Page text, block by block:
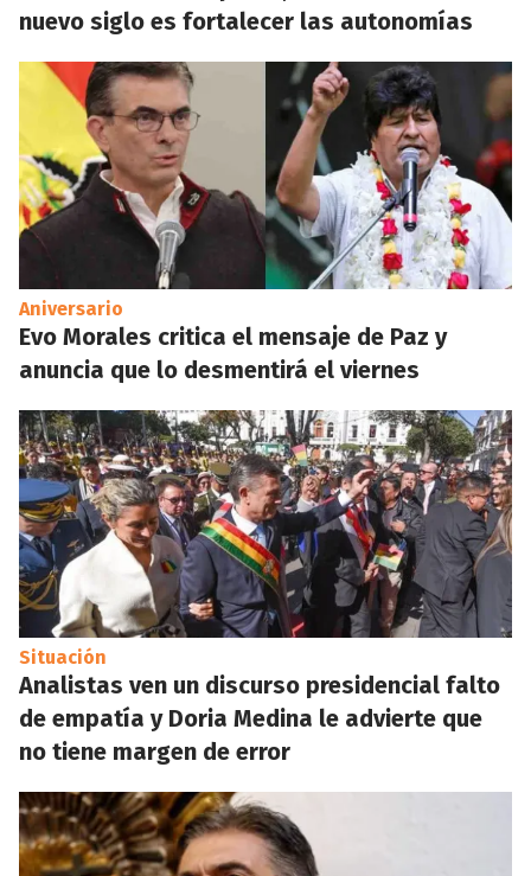
nuevo siglo es fortalecer las autonomías
Aniversario
Evo Morales critica el mensaje de Paz y
anuncia que lo desmentirá el viernes
Situación
Analistas ven un discurso presidencial falto
de empatía y Doria Medina le advierte que
no tiene margen de error